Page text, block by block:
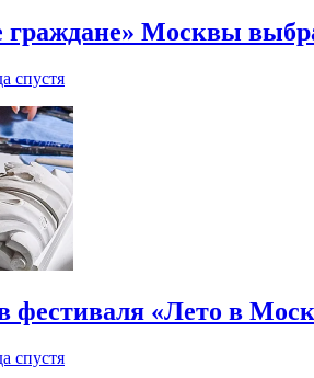
граждане» Москвы
спустя
фестиваля «Лето в
спустя